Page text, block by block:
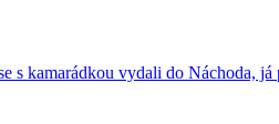
s kamarádkou vydali do Náchoda,